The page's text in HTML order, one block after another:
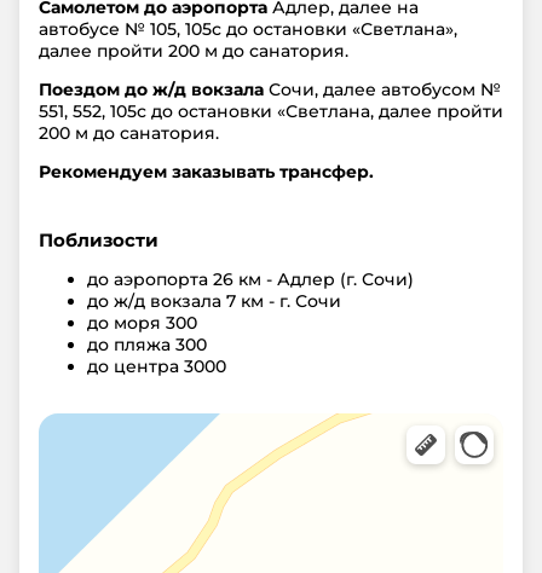
Самолетом до аэропорта Адлер, далее на
автобусе № 105, 105с до остановки «Светлана»,
далее пройти 200 м до санатория.
Поездом до ж/д вокзала Сочи, далее автобусом №
551, 552, 105с до остановки «Светлана, далее пройти
200 м до санатория.
Рекомендуем заказывать трансфер.
Поблизости
до аэропорта 26 км - Адлер (г. Сочи)
до ж/д вокзала 7 км - г. Сочи
до моря 300
до пляжа 300
до центра 3000